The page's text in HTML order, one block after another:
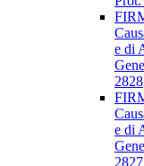
e di
2828
e di
2827